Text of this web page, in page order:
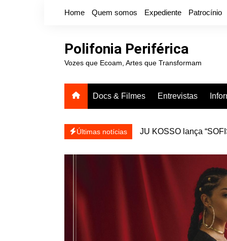
Home Quem somos Expediente Patrocínio
Polifonia Periférica
Vozes que Ecoam, Artes que Transformam
Docs & Filmes Entrevistas
Últimas notícias
JU KOSSO lança
Projota relança a